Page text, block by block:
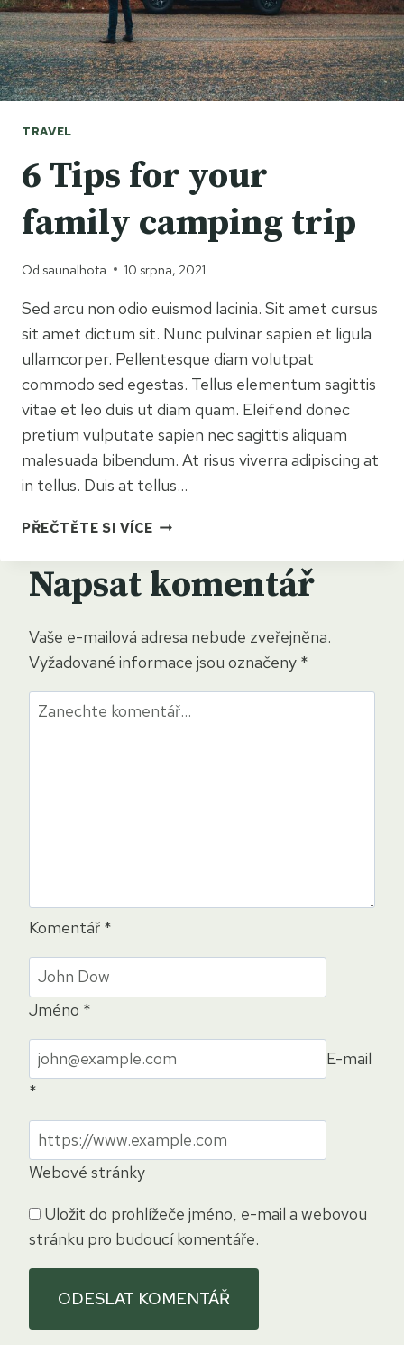
TRAVEL
6 Tips for your
family camping trip
Od saunalhota 10 srpna, 2021
Sed arcu non odio euismod lacinia. Sit amet cursus
sit amet dictum sit. Nunc pulvinar sapien et ligula
ullamcorper. Pellentesque diam volutpat
commodo sed egestas. Tellus elementum sagittis
vitae et leo duis ut diam quam. Eleifend donec
pretium vulputate sapien nec sagittis aliquam
malesuada bibendum. At risus viverra adipiscing at
in tellus. Duis at tellus…
PŘEČTĚTE SI VÍCE6
FOR
YOUR
CAMPING
TRIP
Napsat komentář
Vaše e-mailová adresa nebude zveřejněna.
Vyžadované informace jsou označeny *
Komentář *
Jméno *
E-mail
*
Webové stránky
Uložit do prohlížeče jméno, e-mail a webovou
stránku pro budoucí komentáře.